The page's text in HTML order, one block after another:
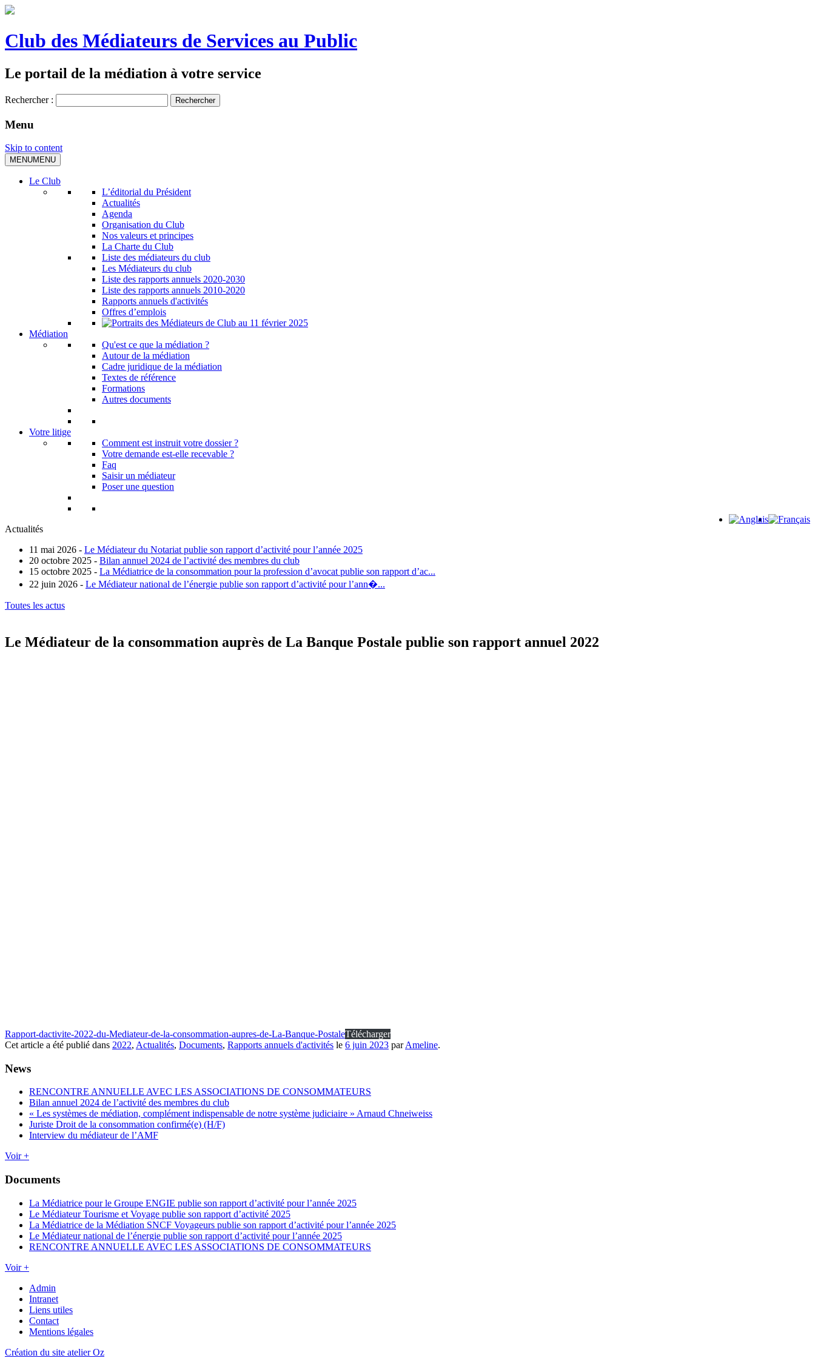
Club des Médiateurs de Services au Public
Le portail de la médiation à votre service
Rechercher :
Menu
Skip to content
MENUMENU
Le Club
L’éditorial du Président
Actualités
Agenda
Organisation du Club
Nos valeurs et principes
La Charte du Club
Liste des médiateurs du club
Les Médiateurs du club
Liste des rapports annuels 2020-2030
Liste des rapports annuels 2010-2020
Rapports annuels d'activités
Offres d’emplois
Médiation
Qu'est ce que la médiation ?
Autour de la médiation
Cadre juridique de la médiation
Textes de référence
Formations
Autres documents
Votre litige
Comment est instruit votre dossier ?
Votre demande est-elle recevable ?
Faq
Saisir un médiateur
Poser une question
Actualités
11 mai 2026 - Le Médiateur du Notariat publie son rapport d’activité pour l’année 2025
20 octobre 2025 - Bilan annuel 2024 de l’activité des membres du club
15 octobre 2025 - La Médiatrice de la consommation pour la profession d’avocat publie son rapport d’ac...
22 juin 2026 - Le Médiateur national de l’énergie publie son rapport d’activité pour l’ann�...
Toutes les actus
Le Médiateur de la consommation auprès de La Banque Postale publie son rapport annuel 2022
Rapport-dactivite-2022-du-Mediateur-de-la-consommation-aupres-de-La-Banque-PostaleTélécharger
Cet article a été publié dans 2022, Actualités, Documents, Rapports annuels d'activités le 6 juin 2023 parAmeline.
News
RENCONTRE ANNUELLE AVEC LES ASSOCIATIONS DE CONSOMMATEURS
Bilan annuel 2024 de l’activité des membres du club
« Les systèmes de médiation, complément indispensable de notre système judiciaire » Arnaud Chneiweiss
Juriste Droit de la consommation confirmé(e) (H/F)
Interview du médiateur de l’AMF
Voir +
Documents
La Médiatrice pour le Groupe ENGIE publie son rapport d’activité pour l’année 2025
Le Médiateur Tourisme et Voyage publie son rapport d’activité 2025
La Médiatrice de la Médiation SNCF Voyageurs publie son rapport d’activité pour l’année 2025
Le Médiateur national de l’énergie publie son rapport d’activité pour l’année 2025
RENCONTRE ANNUELLE AVEC LES ASSOCIATIONS DE CONSOMMATEURS
Voir +
Admin
Intranet
Liens utiles
Contact
Mentions légales
Création du site atelier Oz